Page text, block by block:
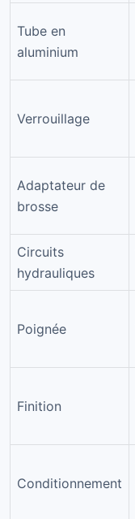
Tube en
aluminium
Verrouillage
Adaptateur de
brosse
Circuits
hydrauliques
Poignée
Finition
Conditionnement